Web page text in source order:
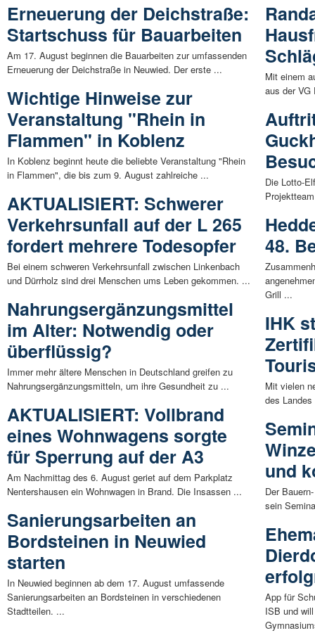
Erneuerung der Deichstraße:
Startschuss für Bauarbeiten
Am 17. August beginnen die Bauarbeiten zur umfassenden
Erneuerung der Deichstraße in Neuwied. Der erste ...
Wichtige Hinweise zur
Veranstaltung "Rhein in
Flammen" in Koblenz
In Koblenz beginnt heute die beliebte Veranstaltung "Rhein
in Flammen", die bis zum 9. August zahlreiche ...
AKTUALISIERT: Schwerer
Verkehrsunfall auf der L 265
fordert mehrere Todesopfer
Bei einem schweren Verkehrsunfall zwischen Linkenbach
und Dürrholz sind drei Menschen ums Leben gekommen. ...
Nahrungsergänzungsmittel
im Alter: Notwendig oder
überflüssig?
Immer mehr ältere Menschen in Deutschland greifen zu
Nahrungsergänzungsmitteln, um ihre Gesundheit zu ...
AKTUALISIERT: Vollbrand
eines Wohnwagens sorgte
für Sperrung auf der A3
Am Nachmittag des 6. August geriet auf dem Parkplatz
Nentershausen ein Wohnwagen in Brand. Die Insassen ...
Sanierungsarbeiten an
Bordsteinen in Neuwied
starten
In Neuwied beginnen ab dem 17. August umfassende
Sanierungsarbeiten an Bordsteinen in verschiedenen
Stadtteilen. ...
Mit einem
aus der
Die Lotto-
48.
Grill ...
IHK
Mit vielen
des
und
Der
sein
App für
ISB und